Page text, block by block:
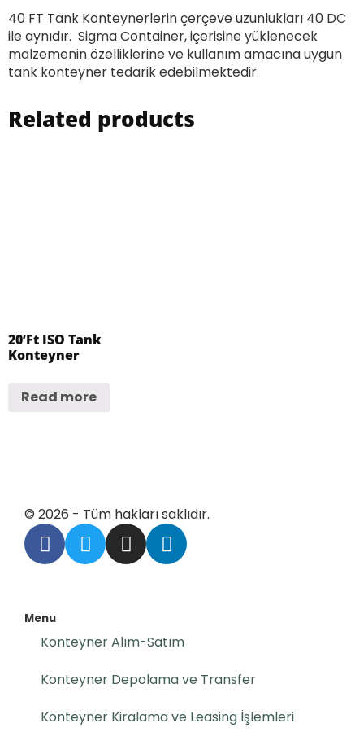
40 FT Tank Konteynerlerin çerçeve uzunlukları 40 DC
ile aynıdır. Sigma Container, içerisine yüklenecek
malzemenin özelliklerine ve kullanım amacına uygun
tank konteyner tedarik edebilmektedir.
Related products
20’Ft ISO Tank
Konteyner
Read more
© 2026 - Tüm hakları saklıdır.
Menu
Konteyner Alım-Satım
Konteyner Depolama ve Transfer
Konteyner Kiralama ve Leasing İşlemleri